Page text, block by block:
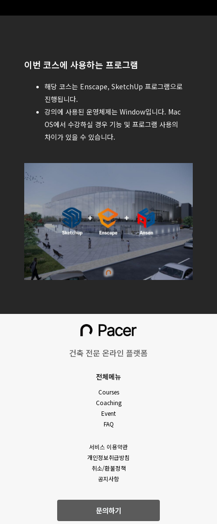
이번 코스에 사용하는 프로그램
해당 코스는 Enscape, SketchUp 프로그램으로
진행됩니다.
강의에 사용된 운영체제는 Window입니다. Mac
OS에서 수강하실 경우 기능 및 프로그램 사용의
차이가 있을 수 있습니다.
건축 전문 온라인 플랫폼
전체메뉴
Courses
Coaching
Event
FAQ
서비스 이용약관
개인정보취급방침
취소/환불정책
공지사항
문의하기